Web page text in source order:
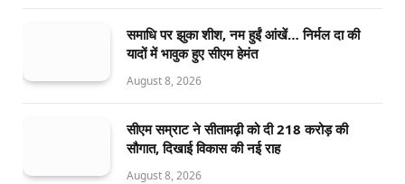
समाधि पर झुका शीश, नम हुईं आंखें… निर्मल दा की
यादों में भावुक हुए सीएम हेमंत
August 8, 2026
सीएम सम्राट ने सीतामढ़ी को दी 218 करोड़ की
सौगात, दिखाई विकास की नई राह
August 8, 2026